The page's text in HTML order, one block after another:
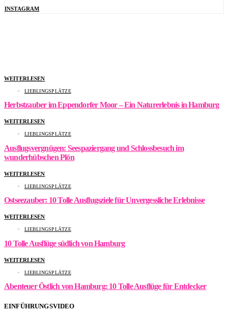
INSTAGRAM
WEITERLESEN
LIEBLINGSPLÄTZE
Herbstzauber im Eppendorfer Moor – Ein Naturerlebnis in Hamburg
WEITERLESEN
LIEBLINGSPLÄTZE
Ausflugsvergnügen: Seespaziergang und Schlossbesuch im
wunderhübschen Plön
WEITERLESEN
LIEBLINGSPLÄTZE
Ostseezauber: 10 Tolle Ausflugsziele für Unvergessliche Erlebnisse
WEITERLESEN
LIEBLINGSPLÄTZE
10 Tolle Ausflüge südlich von Hamburg
WEITERLESEN
LIEBLINGSPLÄTZE
Abenteuer Östlich von Hamburg: 10 Tolle Ausflüge für Entdecker
EINFÜHRUNGSVIDEO